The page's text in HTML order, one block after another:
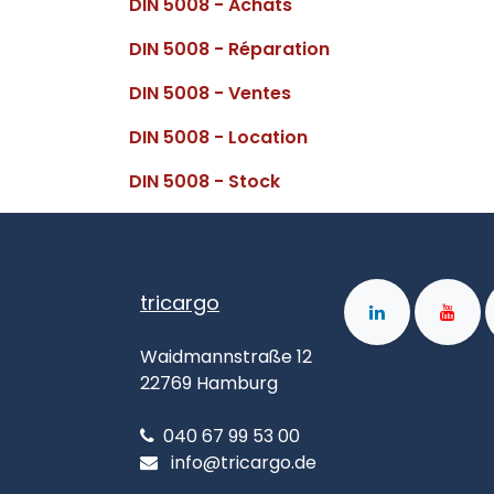
DIN 5008 - Réparation
DIN 5008 - Ventes
DIN 5008 - Location
DIN 5008 - Stock
tricargo
Waidmannstraße 12
22769 Hamburg
040 67 99 53 00
info@tricargo.de